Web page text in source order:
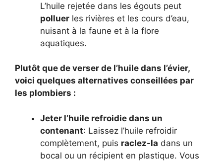
L’huile rejetée dans les égouts peut
polluer les rivières et les cours d’eau,
nuisant à la faune et à la flore
aquatiques.
Plutôt que de verser de l’huile dans l’évier,
voici quelques alternatives conseillées par
les plombiers :
Jeter l’huile refroidie dans un
contenant: Laissez l’huile refroidir
complètement, puis raclez-la dans un
bocal ou un récipient en plastique. Vous